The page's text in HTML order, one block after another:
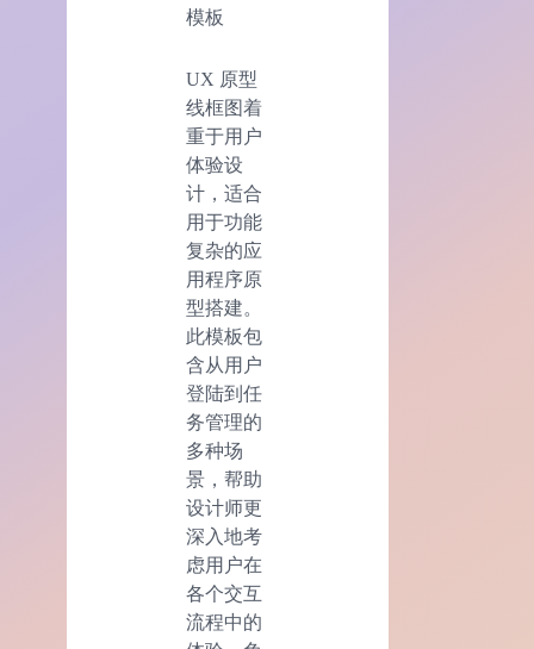
模板
UX 原型
线框图着
重于用户
体验设
计，适合
用于功能
复杂的应
用程序原
型搭建。
此模板包
含从用户
登陆到任
务管理的
多种场
景，帮助
设计师更
深入地考
虑用户在
各个交互
流程中的